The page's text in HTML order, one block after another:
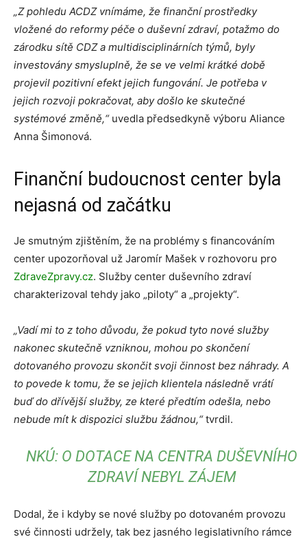
„Z pohledu ACDZ vnímáme, že finanční prostředky
vložené do reformy péče o duševní zdraví, potažmo do
zárodku sítě CDZ a multidisciplinárních týmů, byly
investovány smysluplně, že se ve velmi krátké době
projevil pozitivní efekt jejich fungování. Je potřeba v
jejich rozvoji pokračovat, aby došlo ke skutečné
systémové změně,“uvedla předsedkyně výboru Aliance
Anna Šimonová.
Finanční budoucnost center byla
nejasná od začátku
Je smutným zjištěním, že na problémy s financováním
center upozorňoval už Jaromír Mašek v rozhovoru pro
ZdraveZpravy.cz. Služby center duševního zdraví
charakterizoval tehdy jako „piloty“ a „projekty“.
„Vadí mi to z toho důvodu, že pokud tyto nové služby
nakonec skutečně vzniknou, mohou po skončení
dotovaného provozu skončit svoji činnost bez náhrady. A
to povede k tomu, že se jejich klientela následně vrátí
buď do dřívější služby, ze které předtím odešla, nebo
nebude mít k dispozici službu žádnou,“tvrdil.
NKÚ: O DOTACE NA CENTRA DUŠEVNÍHO
ZDRAVÍ NEBYL ZÁJEM
Dodal, že i kdyby se nové služby po dotovaném provozu
své činnosti udržely, tak bez jasného legislativního rámce